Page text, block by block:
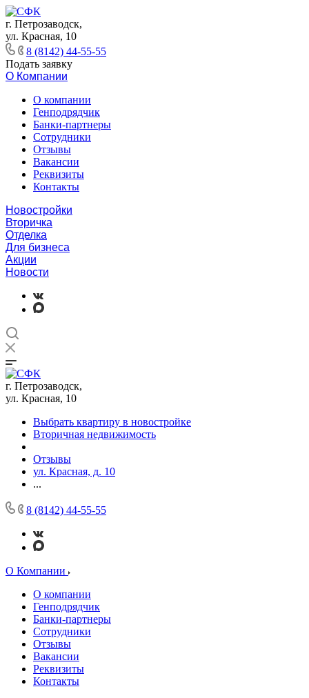
г. Петрозаводск,
ул. Красная, 10
8 (8142) 44-55-55
Подать заявку
О Компании
О компании
Генподрядчик
Банки-партнеры
Сотрудники
Отзывы
Вакансии
Реквизиты
Контакты
Новостройки
Вторичка
Отделка
Для бизнеса
Акции
Новости
г. Петрозаводск,
ул. Красная, 10
Выбрать квартиру в новостройке
Вторичная недвижимость
Отзывы
ул. Красная, д. 10
...
8 (8142) 44-55-55
О Компании
О компании
Генподрядчик
Банки-партнеры
Сотрудники
Отзывы
Вакансии
Реквизиты
Контакты